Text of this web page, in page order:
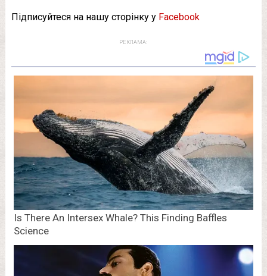
Підписуйтеся на нашу сторінку у Facebook
РЕКЛАМА: